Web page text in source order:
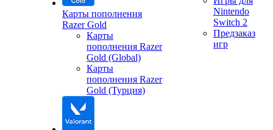
Карты пополнения
Razer Gold
Карты
пополнения Razer
Gold (Global)
Карты
пополнения Razer
Gold (Турция)
Nintendo
Switch 2
Предзаказ
игр